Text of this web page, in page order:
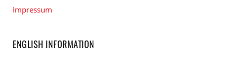
Impressum
ENGLISH INFORMATION